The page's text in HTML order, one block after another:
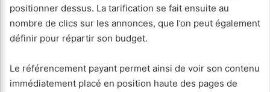
positionner dessus. La tarification se fait ensuite au
nombre de clics sur les annonces, que l’on peut également
définir pour répartir son budget.
Le référencement payant permet ainsi de voir son contenu
immédiatement placé en position haute des pages de